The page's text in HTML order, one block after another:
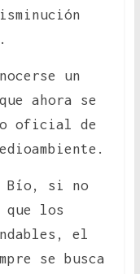
.
un
ahora se
oficial de
Bío, si no
que los
el
se busca